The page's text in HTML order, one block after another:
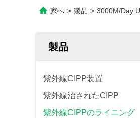
家へ > 製品 > 3000M/Day
製品
紫外線CIPP装置
紫外線治されたCIPP
紫外線CIPPのライニング